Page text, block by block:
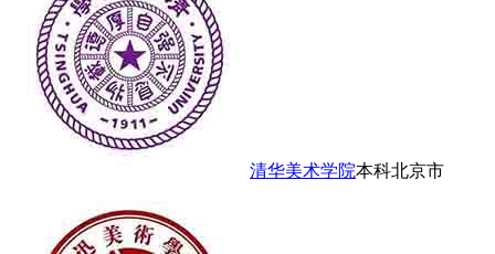
清华美术学院本科北京市